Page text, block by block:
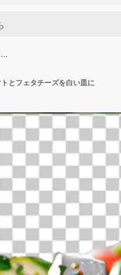
…
とフェタチーズを白い皿に